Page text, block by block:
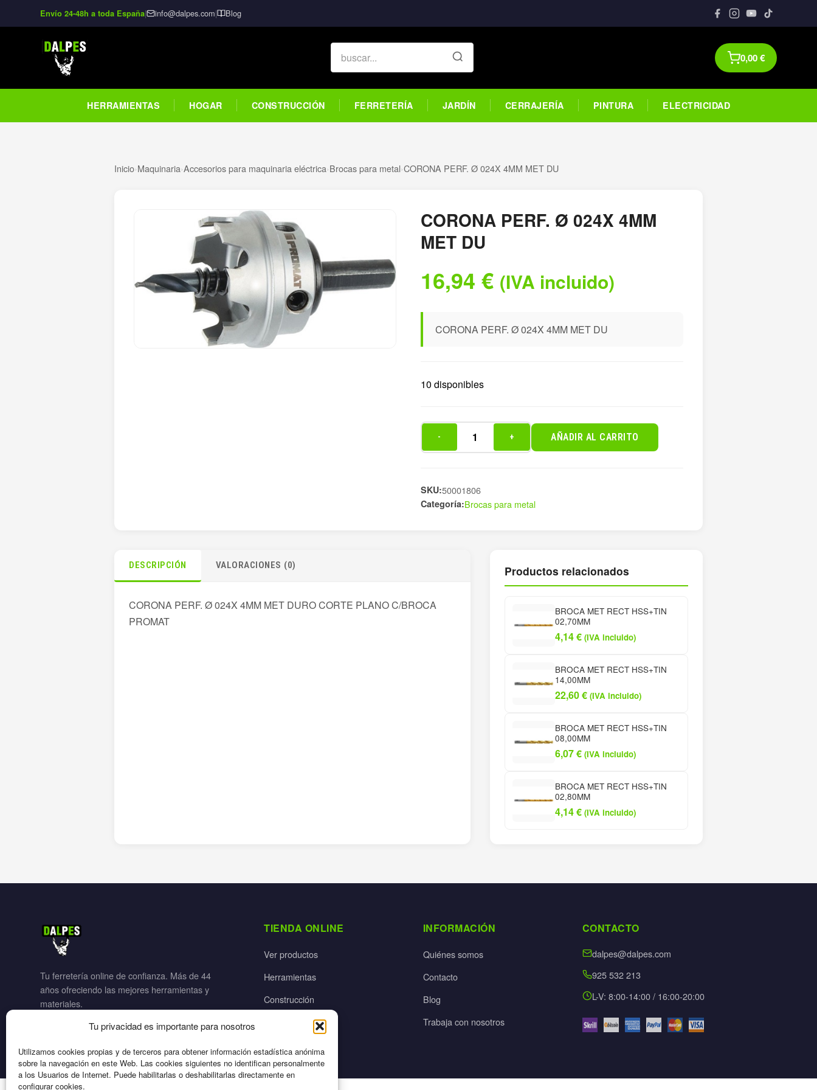
Tu privacidad es importante para nosotros
Utilizamos cookies propias y de terceros para obtener información estadística anónima
sobre la navegación en este Web. Las cookies siguientes no identifican personalmente
a los Usuarios de Internet. Puede habilitarlas o deshabilitarlas directamente en
configurar cookies.
Envío 24-48h a toda España| info@dalpes.com| Blog
0,00€
HERRAMIENTAS HOGAR CONSTRUCCIÓN FERRETERÍA JARDÍN CERRAJERÍA PINTURA ELECTRICIDAD
Inicio›Maquinaria›Accesorios para maquinaria eléctrica›Brocas para metal›CORONA PERF. Ø 024X 4MM MET DU
CORONA PERF. Ø 024X 4MM
MET DU
16,94 € (IVA incluido)
CORONA PERF. Ø 024X 4MM MET DU
10 disponibles
024X
4MM
- + AÑADIR AL CARRITO
SKU:50001806
Categoría:Brocas para metal
DESCRIPCIÓN VALORACIONES (0)
CORONA PERF. Ø 024X 4MM MET DURO CORTE PLANO C/BROCA
PROMAT
Productos relacionados
BROCA MET RECT HSS+TIN
02,70MM
4,14€ (IVA incluido)
BROCA MET RECT HSS+TIN
14,00MM
22,60€ (IVA incluido)
BROCA MET RECT HSS+TIN
08,00MM
6,07€ (IVA incluido)
BROCA MET RECT HSS+TIN
02,80MM
4,14€ (IVA incluido)
Tu ferretería online de confianza. Más de 44
años ofreciendo las mejores herramientas y
materiales.
TIENDA ONLINE
Ver productos
Herramientas
Construcción
INFORMACIÓN
Quiénes somos
Contacto
Blog
Trabaja con nosotros
CONTACTO
dalpes@dalpes.com
925 532 213
L-V: 8:00-14:00 / 16:00-20:00